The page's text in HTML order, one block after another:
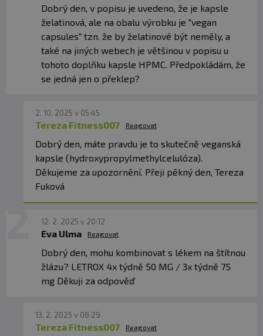
Dobrý den, v popisu je uvedeno, že je kapsle
želatinová, ale na obalu výrobku je "vegan
capsules" tzn. že by želatinové být neměly, a
také na jiných webech je většinou v popisu u
tohoto doplňku kapsle HPMC. Předpokládám, že
se jedná jen o překlep?
2. 10. 2025 v 05:45
Tereza Fitness007 Reagovat
Dobrý den, máte pravdu je to skutečně veganská
kapsle (hydroxypropylmethylcelulóza).
Děkujeme za upozornění. Přeji pěkný den, Tereza
Fuková
12. 2. 2025 v 20:12
Eva Ulma Reagovat
Dobrý den, mohu kombinovat s lékem na štítnou
žlázu? LETROX 4x týdně 50 MG / 3x týdně 75
mg Děkuji za odpověď
13. 2. 2025 v 08:29
Tereza Fitness007 Reagovat